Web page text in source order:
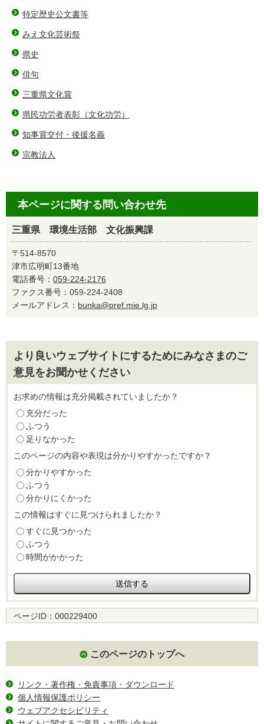
特定歴史公文書等
みえ文化芸術祭
県史
俳句
三重県文化賞
県民功労者表彰（文化功労）
知事賞交付・後援名義
宗教法人
本ページに関する問い合わせ先
三重県 環境生活部 文化振興課
〒514-8570
津市広明町13番地
電話番号： 059-224-2176
ファクス番号：059-224-2408
メールアドレス： bunka@pref.mie.lg.jp
より良いウェブサイトにするためにみなさまのご
意見をお聞かせください
お求めの情報は充分掲載されていましたか？
充分だった
ふつう
足りなかった
このページの内容や表現は分かりやすかったですか？
分かりやすかった
ふつう
分かりにくかった
この情報はすぐに見つけられましたか？
すぐに見つかった
ふつう
時間がかかった
ページID： 000229400
このページのトップへ
リンク・著作権・免責事項・ダウンロード
個人情報保護ポリシー
ウェブアクセシビリティ